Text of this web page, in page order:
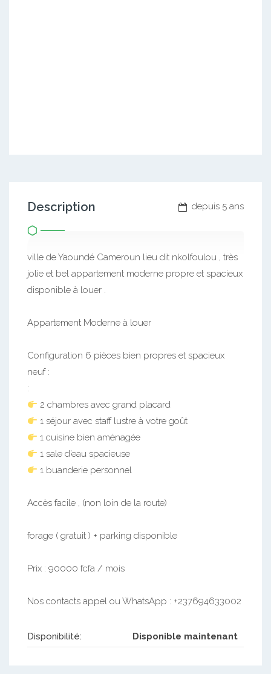
depuis 5 ans
Description
ville de Yaoundé Cameroun lieu dit nkolfoulou , très
jolie et bel appartement moderne propre et spacieux
disponible à louer .
Appartement Moderne à louer
Configuration 6 pièces bien propres et spacieux
neuf :
:
2 chambres avec grand placard
1 séjour avec staff lustre à votre goût
1 cuisine bien aménagée
1 sale d’eau spacieuse
1 buanderie personnel
Accès facile , (non loin de la route)
forage ( gratuit ) + parking disponible
Prix : 90000 fcfa / mois
Nos contacts appel ou WhatsApp : +237694633002
Disponibilité: Disponible maintenant